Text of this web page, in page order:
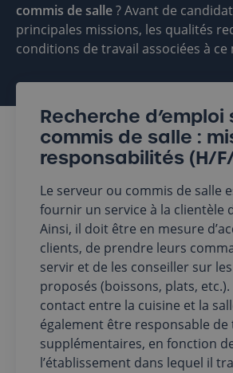
commis de salle? Avant de
principales missions, les qualités
conditions de travail associées à ce
Recherche d’emploi
commis de salle :
responsabilités (H/
Le serveur ou commis de salle
fournir un service à la clientèle
Ainsi, il doit être en mesure
clients, de prendre leurs
servir et de les conseiller sur
proposés (boissons, plats,
contact entre la cuisine et la
également être responsable de
supplémentaires, en fonction
l’établissement dans lequel il